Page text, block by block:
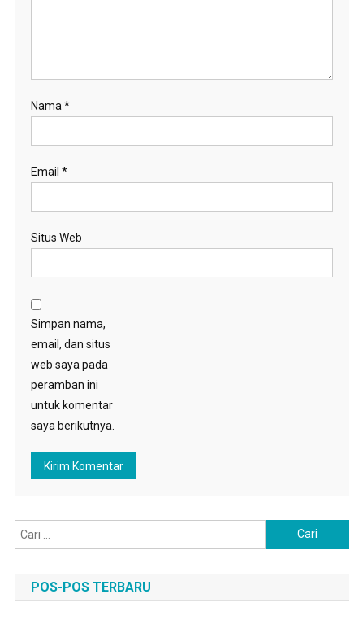
Nama *
Email *
Situs Web
Simpan nama,
email, dan situs
web saya pada
peramban ini
untuk komentar
saya berikutnya.
untuk:
POS-POS TERBARU